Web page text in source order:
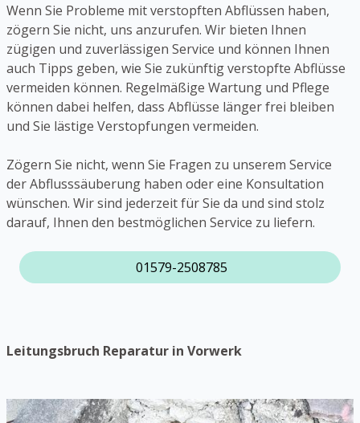
Wenn Sie Probleme mit verstopften Abflüssen haben,
zögern Sie nicht, uns anzurufen. Wir bieten Ihnen
zügigen und zuverlässigen Service und können Ihnen
auch Tipps geben, wie Sie zukünftig verstopfte Abflüsse
vermeiden können. Regelmäßige Wartung und Pflege
können dabei helfen, dass Abflüsse länger frei bleiben
und Sie lästige Verstopfungen vermeiden.
Zögern Sie nicht, wenn Sie Fragen zu unserem Service
der Abflusssäuberung haben oder eine Konsultation
wünschen. Wir sind jederzeit für Sie da und sind stolz
darauf, Ihnen den bestmöglichen Service zu liefern.
01579-2508785
Leitungsbruch Reparatur in Vorwerk